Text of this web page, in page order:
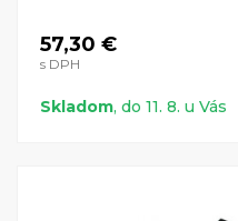
57,30 €
s DPH
Skladom, do 11. 8. u Vás